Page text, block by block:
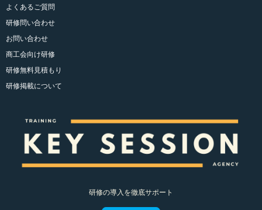
よくあるご質問
研修問い合わせ
お問い合わせ
商工会向け研修
研修無料見積もり
研修掲載について
研修の導入を徹底サポート